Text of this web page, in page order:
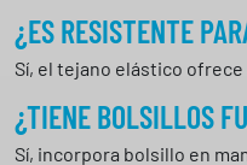
¿ES RESISTENTE
Sí, el tejano elástico
¿TIENE BOLSILLOS
Sí, incorpora bolsillo en